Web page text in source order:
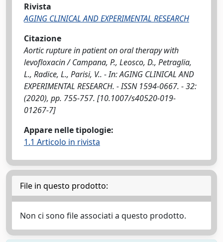
Rivista
AGING CLINICAL AND EXPERIMENTAL RESEARCH
Citazione
Aortic rupture in patient on oral therapy with
levofloxacin / Campana, P., Leosco, D., Petraglia,
L., Radice, L., Parisi, V.. - In: AGING CLINICAL AND
EXPERIMENTAL RESEARCH. - ISSN 1594-0667. - 32:
(2020), pp. 755-757. [10.1007/s40520-019-
01267-7]
Appare nelle tipologie:
1.1 Articolo in rivista
File in questo prodotto:
Non ci sono file associati a questo prodotto.